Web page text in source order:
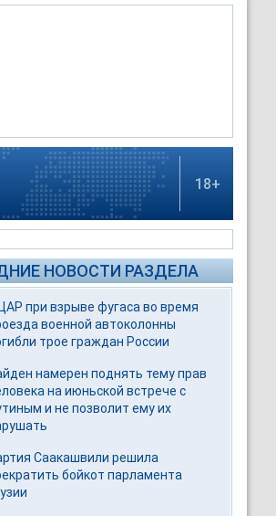
18+
НОВОСТИ РАЗДЕЛА
при взрыве фугаса во время
военной автоколонны
трое граждан России
намерен поднять тему прав
на июньской встрече с
и не позволит ему их
Саакашвили решила
бойкот парламента